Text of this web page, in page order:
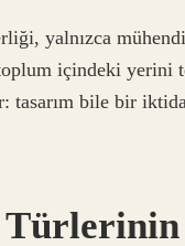
yalnızca
içindeki yerini
tasarım bile bir